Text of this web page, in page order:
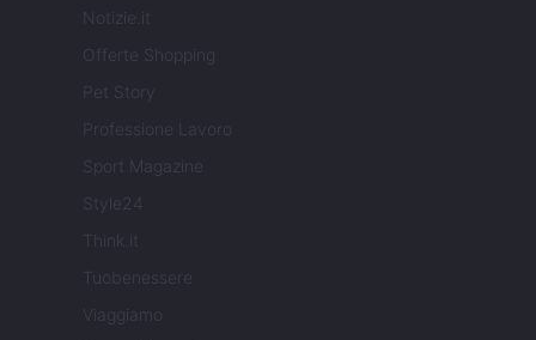
Notizie.it
Offerte Shopping
Pet Story
Professione Lavoro
Sport Magazine
Style24
Think.it
Tuobenessere
Viaggiamo